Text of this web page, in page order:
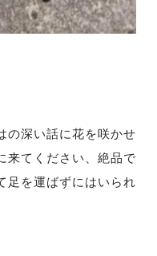
の深い話に花を咲かせ
来てください、絶品で
足を運ばずにはいられ